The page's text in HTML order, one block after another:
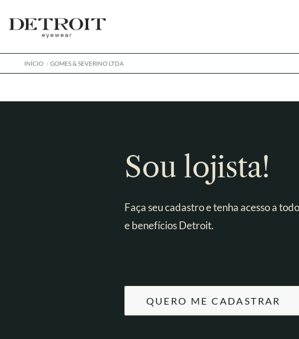
navegação
o
conteúdo
INÍCIO GOMES & SEVERINO LTDA
Sou lojista!
Faça seu cadastro e tenha acesso a
e benefícios Detroit.
QUERO ME CADASTRAR